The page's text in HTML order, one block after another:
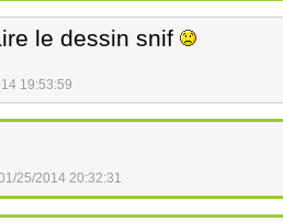
le dessin snif
19:53:59
25/2014 20:32:31